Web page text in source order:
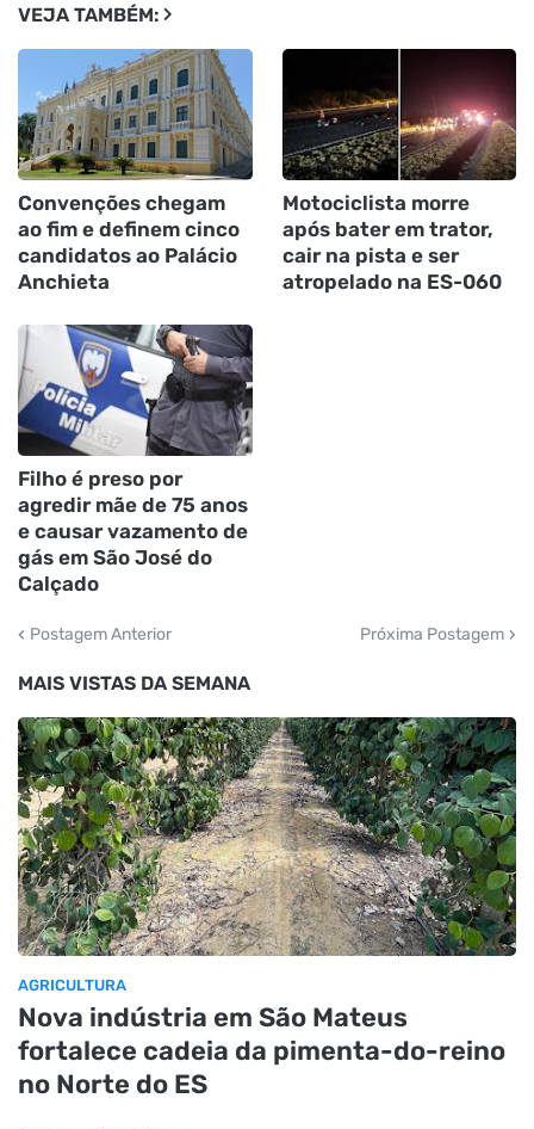
VEJA TAMBÉM:
Convenções chegam
ao fim e definem cinco
candidatos ao Palácio
Anchieta
Motociclista morre
após bater em trator,
cair na pista e ser
atropelado na ES-060
Filho é preso por
agredir mãe de 75 anos
e causar vazamento de
gás em São José do
Calçado
Postagem Anterior Próxima Postagem
MAIS VISTAS DA SEMANA
AGRICULTURA
Nova indústria em São Mateus
fortalece cadeia da pimenta-do-reino
no Norte do ES